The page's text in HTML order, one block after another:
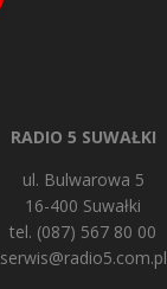
RADIO 5 SUWAŁKI
ul. Bulwarowa 5
16-400 Suwałki
tel. (087) 567 80 00
serwis@radio5.com.pl